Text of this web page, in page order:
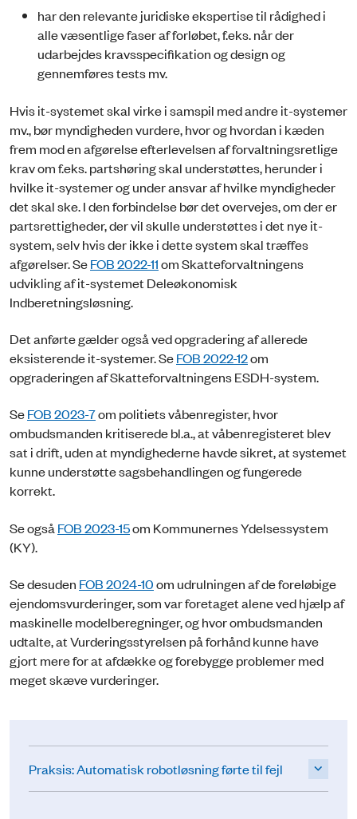
har den relevante juridiske ekspertise til rådighed i
alle væsentlige faser af forløbet, f.eks. når der
udarbejdes kravsspecifikation og design og
gennemføres tests mv.
Hvis it-systemet skal virke i samspil med andre it-systemer
mv., bør myndigheden vurdere, hvor og hvordan i kæden
frem mod en afgørelse efterlevelsen af forvaltningsretlige
krav om f.eks. partshøring skal understøttes, herunder i
hvilke it-systemer og under ansvar af hvilke myndigheder
det skal ske. I den forbindelse bør det overvejes, om der er
partsrettigheder, der vil skulle understøttes i det nye it-
system, selv hvis der ikke i dette system skal træffes
afgørelser. SeFOB 2022-11om Skatteforvaltningens
udvikling af it-systemet Deleøkonomisk
Indberetningsløsning.
Det anførte gælder også ved opgradering af allerede
eksisterende it-systemer. SeFOB 2022-12om
opgraderingen af Skatteforvaltningens ESDH-system.
SeFOB 2023-7om politiets våbenregister, hvor
ombudsmanden kritiserede bl.a., at våbenregisteret blev
sat i drift, uden at myndighederne havde sikret, at systemet
kunne understøtte sagsbehandlingen og fungerede
korrekt.
Se også FOB 2023-15om Kommunernes Ydelsessystem
(KY).
Se desuden FOB 2024-10om udrulningen af de foreløbige
ejendomsvurderinger, som var foretaget alene ved hjælp af
maskinelle modelberegninger, og hvor ombudsmanden
udtalte, at Vurderingsstyrelsen på forhånd kunne have
gjort mere for at afdække og forebygge problemer med
meget skæve vurderinger.
Praksis: Automatisk robotløsning førte til fejl